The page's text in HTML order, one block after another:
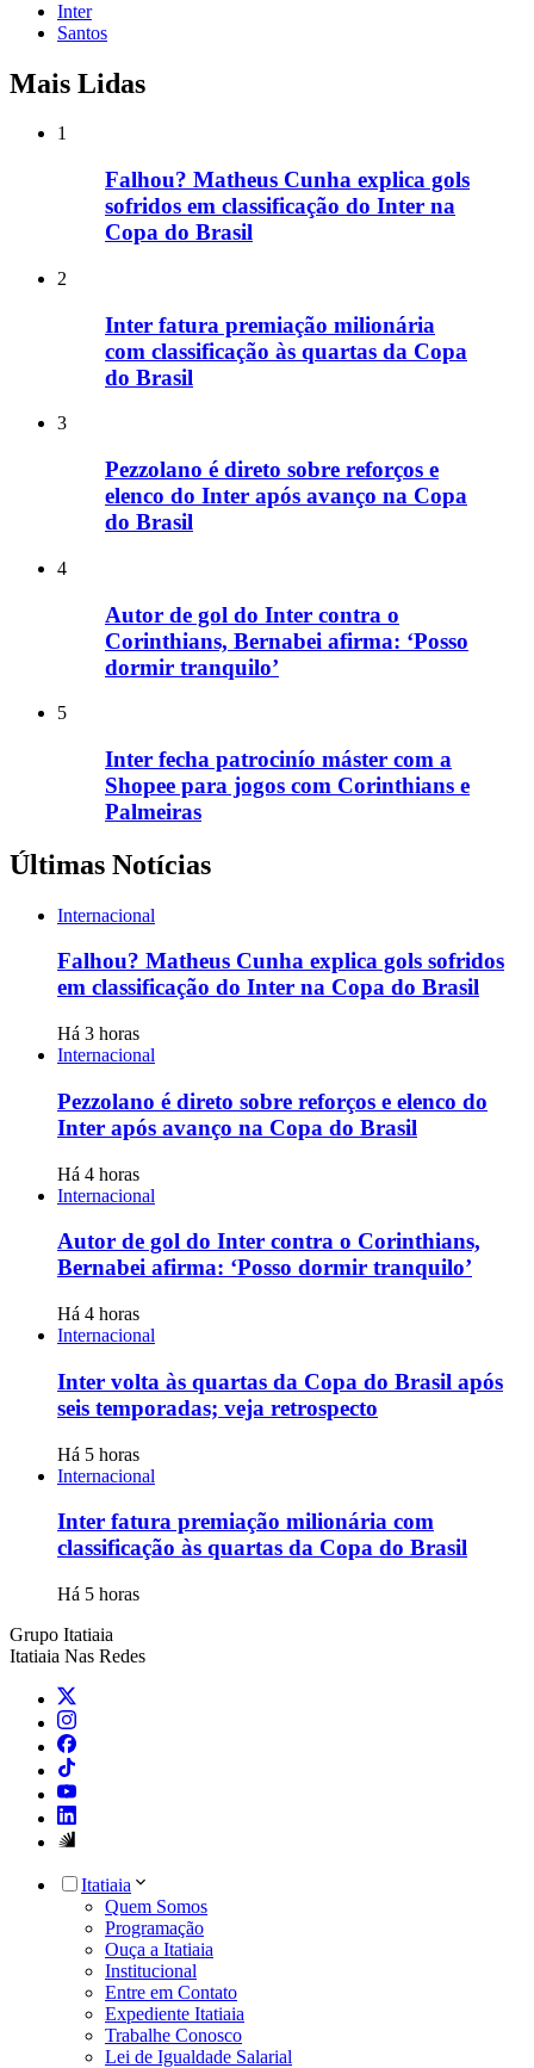
Inter
Santos
Mais Lidas
1
Falhou? Matheus Cunha explica gols
sofridos em classificação do Inter na
Copa do Brasil
2
Inter fatura premiação milionária
com classificação às quartas da Copa
do Brasil
3
Pezzolano é direto sobre reforços e
elenco do Inter após avanço na Copa
do Brasil
4
Autor de gol do Inter contra o
Corinthians, Bernabei afirma: ‘Posso
dormir tranquilo’
5
Inter fecha patrocinío máster com a
Shopee para jogos com Corinthians e
Palmeiras
Últimas Notícias
Internacional
Falhou? Matheus Cunha explica gols sofridos
em classificação do Inter na Copa do Brasil
Há 3 horas
Internacional
Pezzolano é direto sobre reforços e elenco do
Inter após avanço na Copa do Brasil
Há 4 horas
Internacional
Autor de gol do Inter contra o Corinthians,
Bernabei afirma: ‘Posso dormir tranquilo’
Há 4 horas
Internacional
Inter volta às quartas da Copa do Brasil após
seis temporadas; veja retrospecto
Há 5 horas
Internacional
Inter fatura premiação milionária com
classificação às quartas da Copa do Brasil
Há 5 horas
Grupo Itatiaia
Itatiaia Nas Redes
Itatiaia
Quem Somos
Programação
Ouça a Itatiaia
Institucional
Entre em Contato
Expediente Itatiaia
Trabalhe Conosco
Lei de Igualdade Salarial